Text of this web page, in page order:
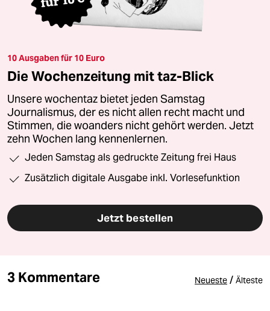
10 Ausgaben für 10 Euro
Die Wochenzeitung mit taz-Blick
Unsere wochentaz bietet jeden Samstag
Journalismus, der es nicht allen recht macht und
Stimmen, die woanders nicht gehört werden. Jetzt
zehn Wochen lang kennenlernen.
Jeden Samstag als gedruckte Zeitung frei Haus
Zusätzlich digitale Ausgabe inkl. Vorlesefunktion
Jetzt bestellen
3 Kommentare Neueste / Älteste